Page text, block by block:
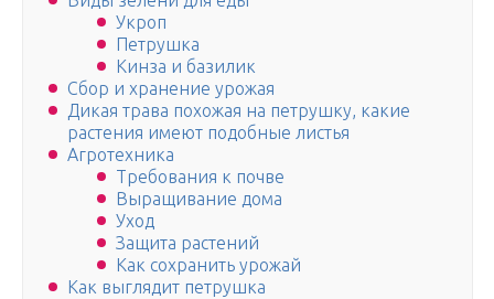
Укроп
Петрушка
Кинза и базилик
Сбор и хранение урожая
Дикая трава похожая на петрушку, какие
растения имеют подобные листья
Агротехника
Требования к почве
Выращивание дома
Уход
Защита растений
Как сохранить урожай
Как выглядит петрушка